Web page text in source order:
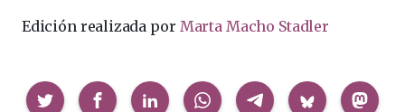
Edición realizada por Marta Macho Stadler
Compartir